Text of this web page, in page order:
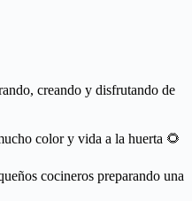
creando y disfrutando de
color y vida a la huerta 🌻
cocineros preparando una